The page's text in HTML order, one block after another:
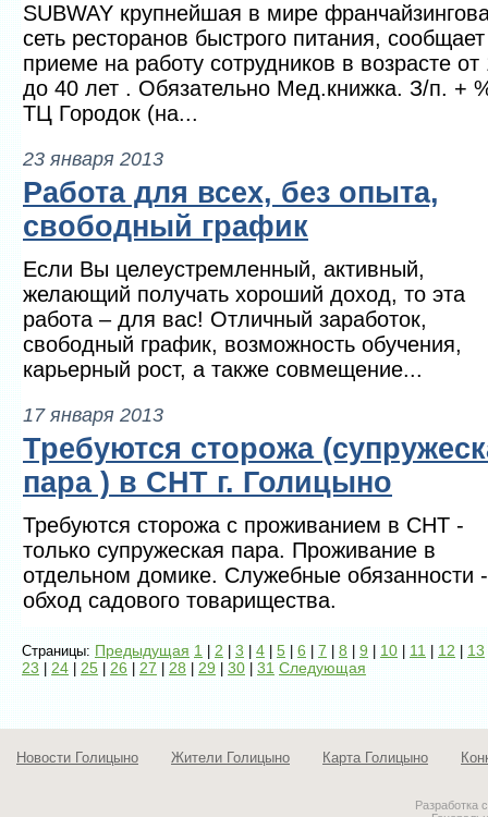
SUBWAY крупнейшая в мире
сеть ресторанов быстрого питания,
приеме на работу сотрудников в возрасте от
до 40 лет . Обязательно Мед.книжка. З/п. +
ТЦ Городок (на...
23 января 2013
Работа для всех, без опыта,
свободный график
Если Вы целеустремленный, активный,
желающий получать хороший доход, то эта
работа – для вас! Отличный заработок,
свободный график, возможность обучения,
карьерный рост, а также совмещение...
17 января 2013
Требуются сторожа
пара ) в СНТ г. Голицыно
Требуются сторожа с проживанием в СНТ -
только супружеская пара. Проживание в
отдельном домике. Служебные обязанности -
обход садового товарищества.
Страницы: Предыдущая 1 | 2 |3|4|5|6| 7 |8 |9|10 |11 | 12|13
23 | 24|25| 26| 27|28| 29|30 |31 Следующая
Новости Голицыно Жители Голицыно Карта Голицыно
Разработка